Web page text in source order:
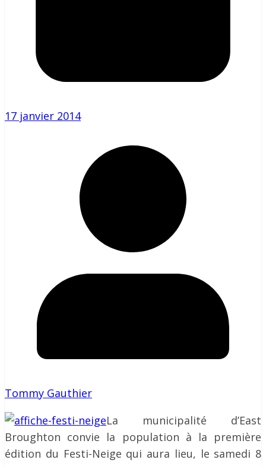
17 janvier 2014
Tommy Gauthier
La municipalité d’East
Broughton convie la population à la première
édition du Festi-Neige qui aura lieu, le samedi 8